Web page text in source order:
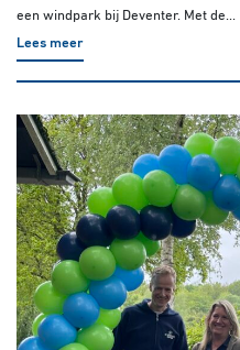
een windpark bij Deventer. Met de...
Lees meer